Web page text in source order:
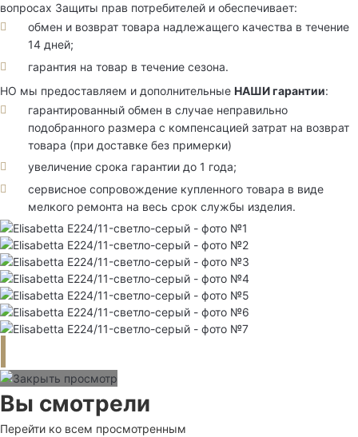
вопросах Защиты прав потребителей и обеспечивает:
обмен и возврат товара надлежащего качества в течение
14 дней;
гарантия на товар в течение сезона.
НО мы предоставляем и дополнительные НАШИ гарантии:
гарантированный обмен в случае неправильно
подобранного размера с компенсацией затрат на возврат
товара (при доставке без примерки)
увеличение срока гарантии до 1 года;
сервисное сопровождение купленного товара в виде
мелкого ремонта на весь срок службы изделия.
Вы смотрели
Перейти ко всем просмотренным